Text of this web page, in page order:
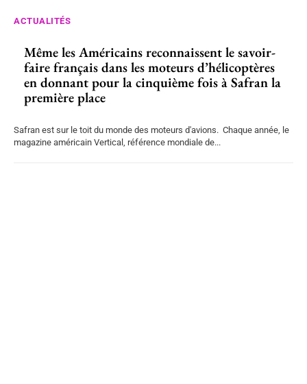
ACTUALITÉS
Même les Américains reconnaissent le savoir-
faire français dans les moteurs d’hélicoptères
en donnant pour la cinquième fois à Safran la
première place
Safran est sur le toit du monde des moteurs d'avions. Chaque année, le
magazine américain Vertical, référence mondiale de...